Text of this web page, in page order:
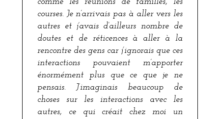
comme les réunions de familles, les
courses. Je n’arrivais pas à aller vers les
autres et j’avais d’ailleurs nombre de
doutes et de réticences à aller à la
rencontre des gens car j’ignorais que ces
interactions pouvaient m’apporter
énormément plus que ce que je ne
pensais. J’imaginais beaucoup de
choses sur les interactions avec les
autres, ce qui créait chez moi un